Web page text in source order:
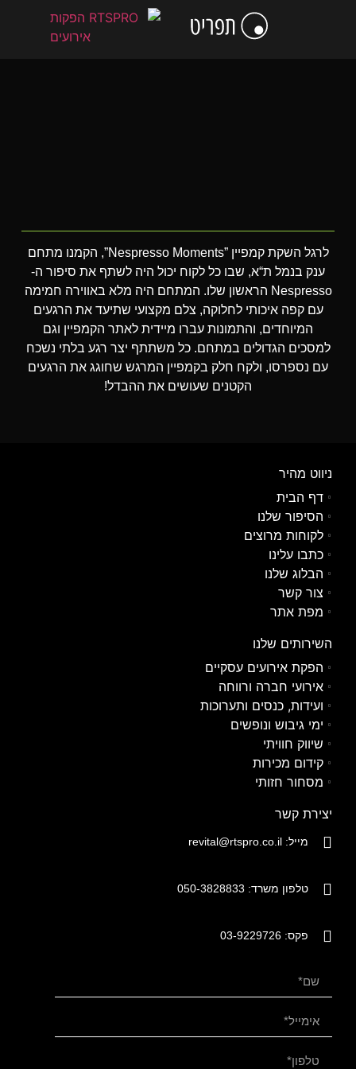
לרגל השקת קמפיין ”Nespresso Moments”, הקמנו מתחם
ענק בנמל ת“א, שבו כל לקוח יכול היה לשתף את סיפור ה-
Nespresso הראשון שלו. המתחם היה מלא באווירה חמימה
עם קפה איכותי לחלוקה, צלם מקצועי שתיעד את הרגעים
המיוחדים, והתמונות עברו מיידית לאתר הקמפיין וגם
למסכים הגדולים במתחם. כל משתתף יצר רגע בלתי נשכח
עם נספרסו, ולקח חלק בקמפיין המרגש שחוגג את הרגעים
הקטנים שעושים את ההבדל!
ניווט מהיר
דף הבית
הסיפור שלנו
לקוחות מרוצים
כתבו עלינו
הבלוג שלנו
צור קשר
מפת אתר
השירותים שלנו
הפקת אירועים עסקיים
אירועי חברה ורווחה
ועידות, כנסים ותערוכות
ימי גיבוש ונופשים
שיווק חוויתי
קידום מכירות
מסחור חזותי
יצירת קשר
מייל: revital@rtspro.co.il
טלפון משרד: 050-3828833
פקס: 03-9229726